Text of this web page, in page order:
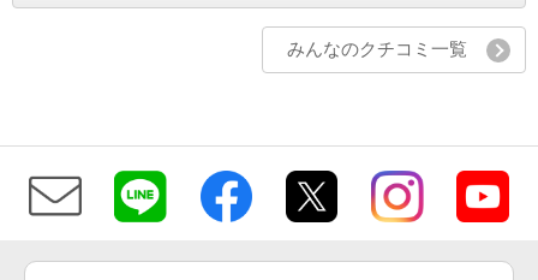
みんなのクチコミ一覧